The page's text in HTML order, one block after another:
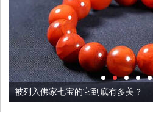
被列入佛家七宝的它到底有多美？